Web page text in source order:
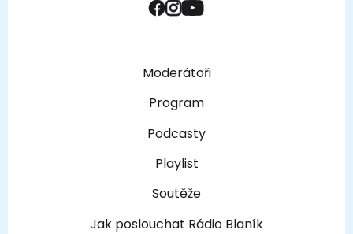
Moderátoři
Program
Podcasty
Playlist
Soutěže
Jak poslouchat Rádio Blaník